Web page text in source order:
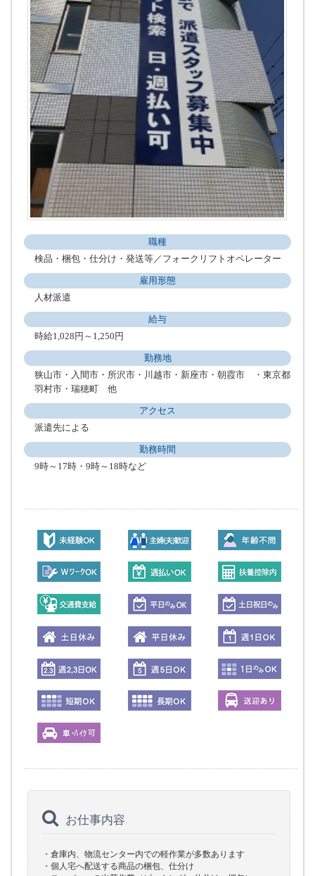
職種
検品・梱包・仕分け・発送等／フォークリフトオペレーター
雇用形態
人材派遣
給与
時給1,028円～1,250円
勤務地
狭山市・入間市・所沢市・川越市・新座市・朝霞市 ・東京都
羽村市・瑞穂町 他
アクセス
派遣先による
勤務時間
9時～17時・9時～18時など
お仕事内容
・倉庫内、物流センター内での軽作業が多数あります
・個人宅へ配送する商品の梱包、仕分け